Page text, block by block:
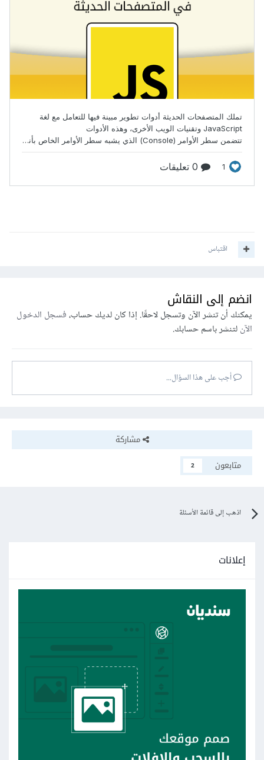
اقتباس
انضم إلى النقاش
يمكنك أن تنشر الآن وتسجل لاحقًا. إذا كان لديك حساب،فسجل الدخول
الآنلتنشر باسم حسابك.
أجب على هذا السؤال...
مشاركة
متابعون
2
اذهب إلى قائمة الأسئلة
إعلانات